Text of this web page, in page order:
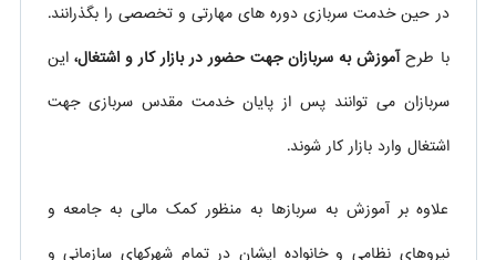
در حین خدمت سربازی دوره های مهارتی و تخصصی را بگذرانند.
با طرحآموزش به سربازان جهت حضور در بازار کار و اشتغال، این
سربازان می توانند پس از پایان خدمت مقدس سربازی جهت
اشتغال وارد بازار کار شوند.
علاوه بر آموزش به سربازها به منظور کمک مالی به جامعه و
نیروهای نظامی و خانواده ایشان در تمام شهرکهای سازمانی و